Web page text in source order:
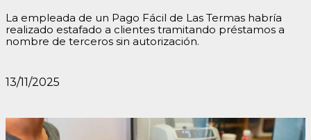
La empleada de un Pago Fácil de Las Termas habría
realizado estafado a clientes tramitando préstamos a
nombre de terceros sin autorización.
13/11/2025